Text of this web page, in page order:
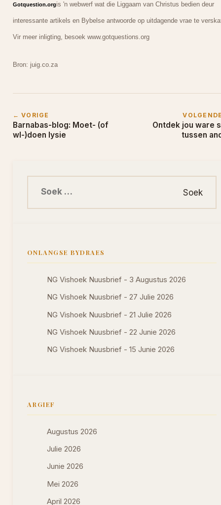
Gotquestion.orgis 'n webwerf wat die Liggaam van Christus bedien deur
interessante artikels en Bybelse antwoorde op uitdagende vrae te
Vir meer inligting, besoek www.gotquestions.org
Bron: juig.co.za
← VORIGE
Barnabas-blog: Moet- (of
wl-)doen lysie
Ontdek jou ware
tussen
ONLANGSE BYDRAES
NG Vishoek Nuusbrief - 3 Augustus 2026
NG Vishoek Nuusbrief - 27 Julie 2026
NG Vishoek Nuusbrief - 21 Julie 2026
NG Vishoek Nuusbrief - 22 Junie 2026
NG Vishoek Nuusbrief - 15 Junie 2026
ARGIEF
Augustus 2026
Julie 2026
Junie 2026
Mei 2026
April 2026